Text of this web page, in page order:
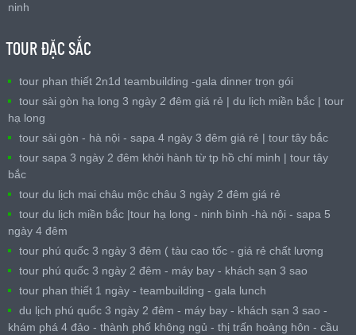
ninh
TOUR ĐẶC SẮC
tour phan thiết 2n1d teambuilding -gala dinner trọn gói
tour sài gòn hạ long 3 ngày 2 đêm giá rẻ | du lịch miền bắc | tour
hạ long
tour sài gòn - hà nội - sapa 4 ngày 3 đêm giá rẻ | tour tây bắc
tour sapa 3 ngày 2 đêm khởi hành từ tp hồ chí minh | tour tây
bắc
tour du lịch mai châu mộc châu 3 ngày 2 đêm giá rẻ
tour du lịch miền bắc |tour hạ long - ninh bình -hà nội - sapa 5
ngày 4 đêm
tour phú quốc 3 ngày 3 đêm ( tàu cao tốc - giá rẻ chất lượng
tour phú quốc 3 ngày 2 đêm - máy bay - khách sạn 3 sao
tour phan thiết 1 ngày - teambuilding - gala lunch
du lịch phú quốc 3 ngày 2 đêm - máy bay - khách sạn 3 sao -
khám phá 4 đảo - thành phố không ngủ - thị trấn hoàng hôn - cầu